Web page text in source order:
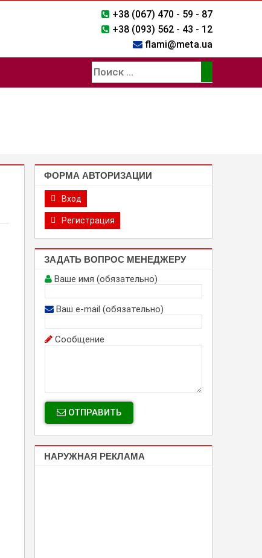
+38 (067) 470 - 59 - 87
+38 (093) 562 - 43 - 12
flami@meta.ua
ФОРМА АВТОРИЗАЦИИ
Вход
Регистрация
ЗАДАТЬ ВОПРОС МЕНЕДЖЕРУ
Ваше имя (обязательно)
Ваш e-mail (обязательно)
Сообщение
ОТПРАВИТЬ
НАРУЖНАЯ РЕКЛАМА